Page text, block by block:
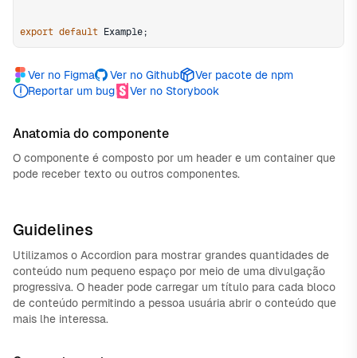
export default Example;
Ver no Figma Ver no Github
Ver pacote de npm
Reportar um bug
Ver no Storybook
Anatomia do componente
O componente é composto por um header e um container que
pode receber texto ou outros componentes.
Guidelines
Utilizamos o Accordion para mostrar grandes quantidades de
conteúdo num pequeno espaço por meio de uma divulgação
progressiva. O header pode carregar um título para cada bloco
de conteúdo permitindo a pessoa usuária abrir o conteúdo que
mais lhe interessa.